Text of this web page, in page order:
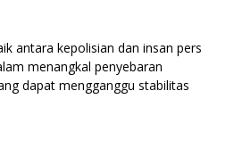
antara kepolisian dan insan pers
menangkal penyebaran
dapat mengganggu stabilitas